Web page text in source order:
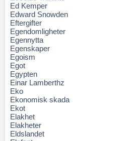
Ed Kemper
Edward Snowden
Eftergifter
Egendomligheter
Egennytta
Egenskaper
Egoism
Egot
Egypten
Einar Lamberthz
Eko
Ekonomisk skada
Ekot
Elakhet
Elakheter
Eldslandet